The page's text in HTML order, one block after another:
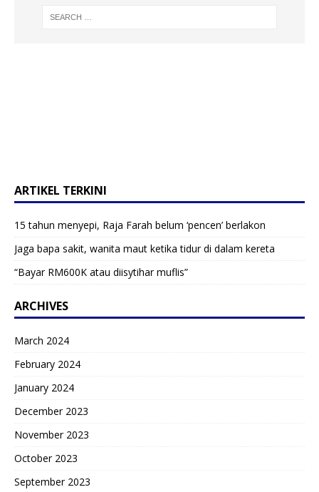
ARTIKEL TERKINI
15 tahun menyepi, Raja Farah belum ‘pencen’ berlakon
Jaga bapa sakit, wanita maut ketika tidur di dalam kereta
“Bayar RM600K atau diisytihar muflis”
ARCHIVES
March 2024
February 2024
January 2024
December 2023
November 2023
October 2023
September 2023